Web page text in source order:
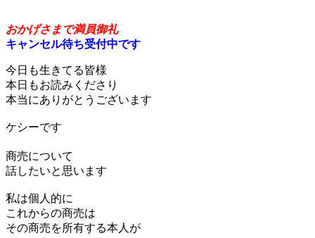
おかげさまで満員御礼
キャンセル待ち受付中です
今日も生きてる皆様
本日もお読みくださり
本当にありがとうございます
ケシーです
商売について
話したいと思います
私は個人的に
これからの商売は
その商売を所有する本人が